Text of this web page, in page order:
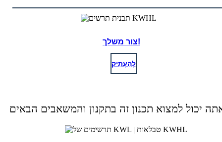
צור משלך!
לְהַעְתִיק